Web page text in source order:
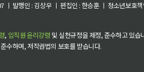
발행인 : 김상우 ㅣ 편집인 : 한승훈 ㅣ 청소년보호
, 임직원 윤리강령 및 실천규정을 제정, 준수하고 있습
수하며, 저작권법의 보호를 받습니다.